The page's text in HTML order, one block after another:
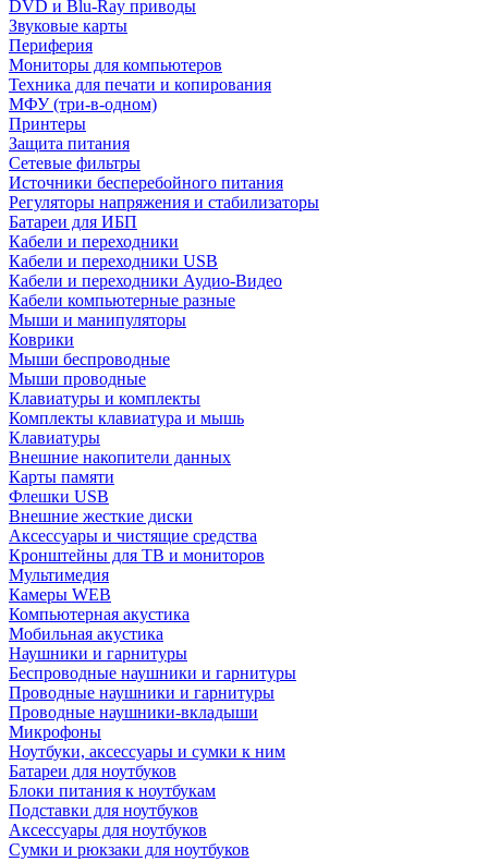
DVD и Blu-Ray приводы
Звуковые карты
Периферия
Мониторы для компьютеров
Техника для печати и копирования
МФУ (три-в-одном)
Принтеры
Защита питания
Сетевые фильтры
Источники бесперебойного питания
Регуляторы напряжения и стабилизаторы
Батареи для ИБП
Кабели и переходники
Кабели и переходники USB
Кабели и переходники Аудио-Видео
Кабели компьютерные разные
Мыши и манипуляторы
Коврики
Мыши беспроводные
Мыши проводные
Клавиатуры и комплекты
Комплекты клавиатура и мышь
Клавиатуры
Внешние накопители данных
Карты памяти
Флешки USB
Внешние жесткие диски
Аксессуары и чистящие средства
Кронштейны для ТВ и мониторов
Мультимедия
Камеры WEB
Компьютерная акустика
Мобильная акустика
Наушники и гарнитуры
Беспроводные наушники и гарнитуры
Проводные наушники и гарнитуры
Проводные наушники-вкладыши
Микрофоны
Ноутбуки, аксессуары и сумки к ним
Батареи для ноутбуков
Блоки питания к ноутбукам
Подставки для ноутбуков
Аксессуары для ноутбуков
Сумки и рюкзаки для ноутбуков